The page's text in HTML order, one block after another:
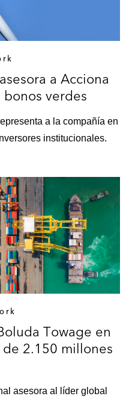
a Acciona
verdes
a la compañía en
institucionales.
Towage en
2.150 millones
asesora al líder global